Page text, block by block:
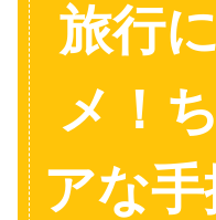
旅行
メ！
アな